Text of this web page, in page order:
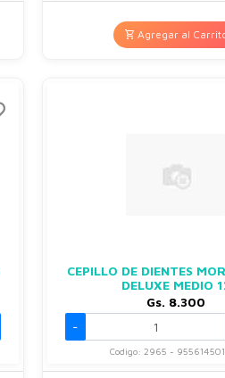
Agregar al
CEPILLO DE DIENTES
DELUXE MEDIO
Gs. 8.300
-
Codigo: 2965 -